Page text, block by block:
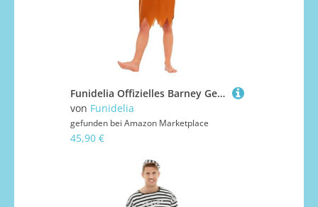
Funidelia Offizielles Barney Geröllheimer Kostüm - Die Feuersteins für Herren, The Flintstones Verkleidung für Erwachsene, Karneval, Halloween und Abschiedskostüme - Größe Standard
von Funidelia
gefunden bei Amazon Marketplace
45,90 €